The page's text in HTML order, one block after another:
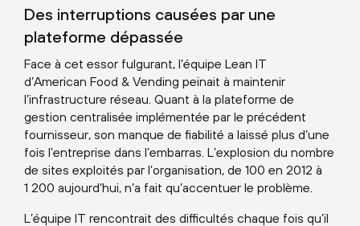
Des interruptions causées par une
plateforme dépassée
Face à cet essor fulgurant, l’équipe Lean IT
d’American Food & Vending peinait à maintenir
l’infrastructure réseau. Quant à la plateforme de
gestion centralisée implémentée par le précédent
fournisseur, son manque de fiabilité a laissé plus d’une
fois l’entreprise dans l’embarras. L’explosion du nombre
de sites exploités par l’organisation, de 100 en 2012 à
1 200 aujourd’hui, n’a fait qu’accentuer le problème.
L’équipe IT rencontrait des difficultés chaque fois qu’il